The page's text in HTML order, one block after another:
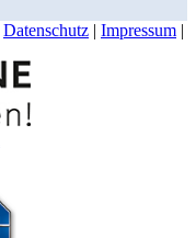
Datenschutz | Impressum |